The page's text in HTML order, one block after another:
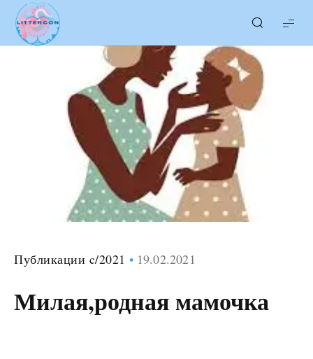
LITTERcon
Публикации c/2021 19.02.2021
Милая,родная мамочка